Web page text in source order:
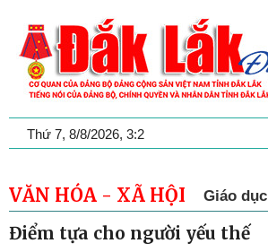
Thứ 7, 8/8/2026, 3:2
VĂN HÓA - XÃ HỘI Giáo dục
Điểm tựa cho người yếu thế